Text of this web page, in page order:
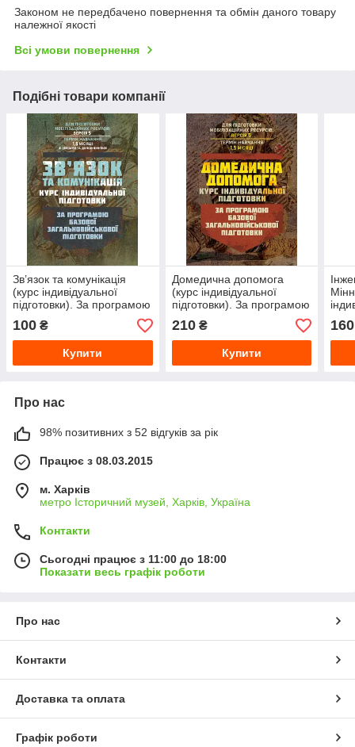
Законом не передбачено повернення та обмін даного товару
належної якості
Всі умови повернення
Подібні товари компанії
Зв’язок та комунікація
(курс індивідуальної
підготовки). За програмою
базової загальновійськової
підготовки
100 ₴
Купити
Домедична допомога
(курс індивідуальної
підготовки). За програмою
базової загальновійськової
підгот
210₴
Купити
За
160
Про нас
98% позитивних з 52 відгуків за рік
Працює з 08.03.2015
м. Харків
метро Історичний музей, Харків, Україна
Контакти
Сьогодні працює з 11:00 до 18:00
Показати весь графік роботи
Про нас
Контакти
Доставка та оплата
Графік роботи